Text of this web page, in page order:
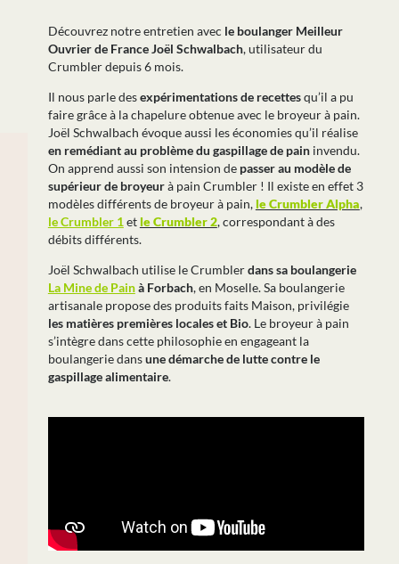
Découvrez notre entretien avec le boulanger Meilleur
Ouvrier de France Joël Schwalbach, utilisateur du
Crumbler depuis 6 mois.
Il nous parle desexpérimentations de recettesqu’il a pu
faire grâce à la chapelure obtenue avec le broyeur à pain.
Joël Schwalbach évoque aussi les économies qu’il réalise
en remédiant au problème du gaspillage de paininvendu.
On apprend aussi son intension de passer au modèle de
supérieur de broyeurà pain Crumbler ! Il existe en effet 3
modèles différents de broyeur à pain, le Crumbler Alpha,
le Crumbler 1et le Crumbler 2, correspondant à des
débits différents.
Joël Schwalbach utilise le Crumblerdans sa boulangerie
La Mine de Painà Forbach, en Moselle. Sa boulangerie
artisanale propose des produits faits Maison, privilégie
les matières premières locales et Bio. Le broyeur à pain
s’intègre dans cette philosophie en engageant la
boulangerie dansune démarche de lutte contre le
gaspillage alimentaire.